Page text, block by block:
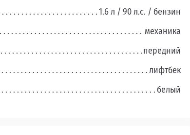
1.6 л / 90 л.c. / бензин
механика
передний
лифтбек
белый